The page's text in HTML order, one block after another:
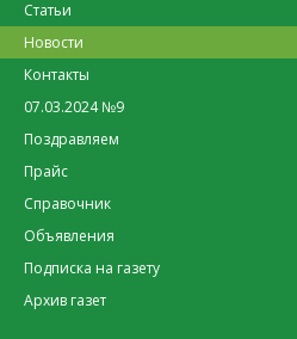
Статьи
Новости
Контакты
07.03.2024 №9
Поздравляем
Прайс
Справочник
Объявления
Подписка на газету
Архив газет